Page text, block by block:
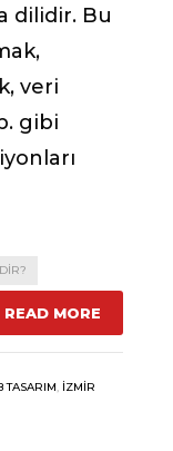
dilidir. Bu
veri
gibi
READ MORE
TASARIM, İZMIR